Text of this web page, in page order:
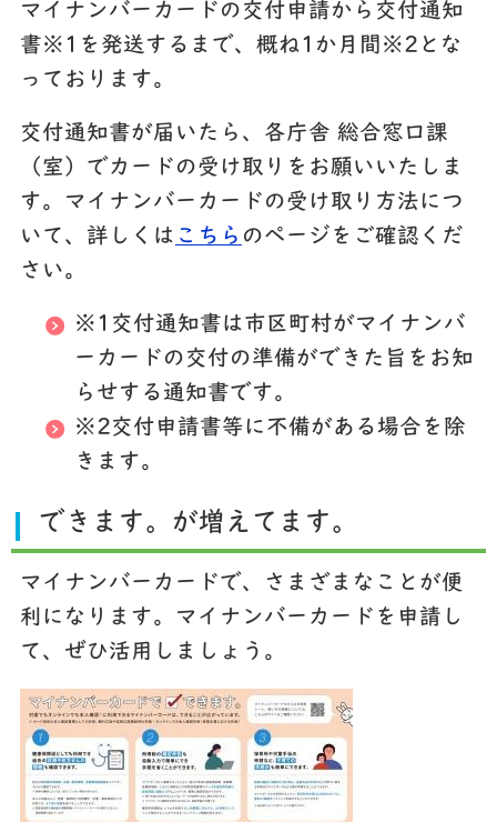
マイナンバーカードの交付申請から交付通知
書 ※1 を発送するまで、概ね1か月間 ※2 とな
っております。
交付通知書が届いたら、各庁舎 総合窓口課
（室）でカードの受け取りをお願いいたしま
す。マイナンバーカードの受け取り方法につ
いて、詳しくは こちら のページをご確認くだ
さい。
※1 交付通知書は市区町村がマイナンバ
ーカードの交付の準備ができた旨をお知
らせする通知書です。
※2交付申請書等に不備がある場合を除
きます。
できます。が増えてます。
マイナンバーカードで、さまざまなことが便
利になります。マイナンバーカードを申請し
て、ぜひ活用しましょう。